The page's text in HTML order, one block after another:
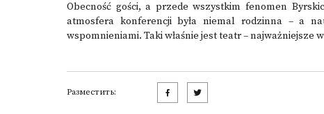
Obecność gości, a przede wszystkim fenomen
atmosfera konferencji była niemal rodzinna – a
wspomnieniami. Taki właśnie jest teatr – najważniejsze
Разместить: